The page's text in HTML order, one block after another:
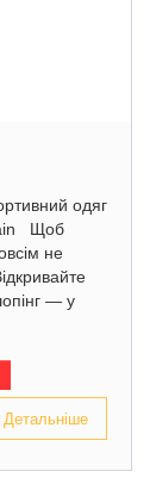
одяг
Щоб
не
— у
Детальніше